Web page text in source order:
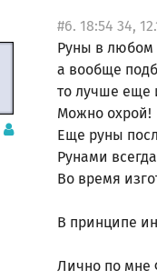
#6. 18:54 34,
Руны в любом
а вообще
то лучше еще
Можно охрой!
Еще руны
Рунами
Во время
В принципе
Лично по мне